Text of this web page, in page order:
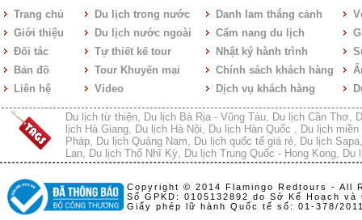
Trang chủ
Giới thiệu
Đối tác
Bản đồ
Liên hệ
Du lịch trong nước
Du lịch nước ngoài
Tự thiết kế tour
Tour Khuyến mại
Video
Danh lam thắng cảnh
Cẩm nang du lịch
Nhật ký hành trình
Chính sách khách hàng
Dịch vụ khách hàng
Du lịch từ thiện Du lịch Bà Rịa - Vũng Tàu Du lịch Cần Thơ
lịch Hà Giang
Du lịch Hà Nội Du lịch Hàn Quốc
Du lịch miền
Pháp
Du lịch Quảng Nam Du lịch quốc tế giá rẻ Du lịch Sapa
Lan
Du lịch Thổ Nhĩ Kỳ Du lịch Trung Quốc - Hong Kong Du
Copyright © 2014 Flamingo Redtours - All
Số GPKD: 0105132892 do Sở Kế Hoạch
Giấy phép lữ hành Quốc tế số: 01-378/